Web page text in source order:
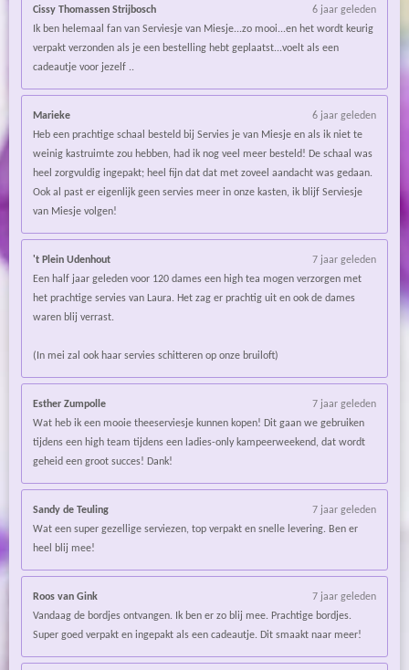
Cissy Thomassen Strijbosch
6 jaar geleden
Ik ben helemaal fan van Serviesje van Miesje...zo mooi...en het wordt keurig
verpakt verzonden als je een bestelling hebt geplaatst...voelt als een
cadeautje voor jezelf ..
Marieke
6 jaar geleden
Heb een prachtige schaal besteld bij Servies je van Miesje en als ik niet te
weinig kastruimte zou hebben, had ik nog veel meer besteld! De schaal was
heel zorgvuldig ingepakt; heel fijn dat dat met zoveel aandacht was gedaan.
Ook al past er eigenlijk geen servies meer in onze kasten, ik blijf Serviesje
van Miesje volgen!
't Plein Udenhout
7 jaar geleden
Een half jaar geleden voor 120 dames een high tea mogen verzorgen met
het prachtige servies van Laura. Het zag er prachtig uit en ook de dames
waren blij verrast.
(In mei zal ook haar servies schitteren op onze bruiloft)
Esther Zumpolle
7 jaar geleden
Wat heb ik een mooie theeserviesje kunnen kopen! Dit gaan we gebruiken
tijdens een high team tijdens een ladies-only kampeerweekend, dat wordt
geheid een groot succes! Dank!
Sandy de Teuling
7 jaar geleden
Wat een super gezellige serviezen, top verpakt en snelle levering. Ben er
heel blij mee!
Roos van Gink
7 jaar geleden
Vandaag de bordjes ontvangen. Ik ben er zo blij mee. Prachtige bordjes.
Super goed verpakt en ingepakt als een cadeautje. Dit smaakt naar meer!